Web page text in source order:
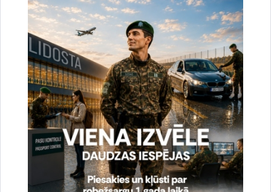
uzlabotu vietnes darbību un
pakalpojumus)
Reģistrē unikālu ID, kas tiek izmantots
statistisko datu iegūšanai par to, kā
apmeklētājs izmanto vietni.
2 gadi
_gat
Statistikas sīkdatnes (nepieciešamas, lai
uzlabotu vietnes darbību un